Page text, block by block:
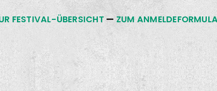
FESTIVAL-ÜBERSICHT—ZUM